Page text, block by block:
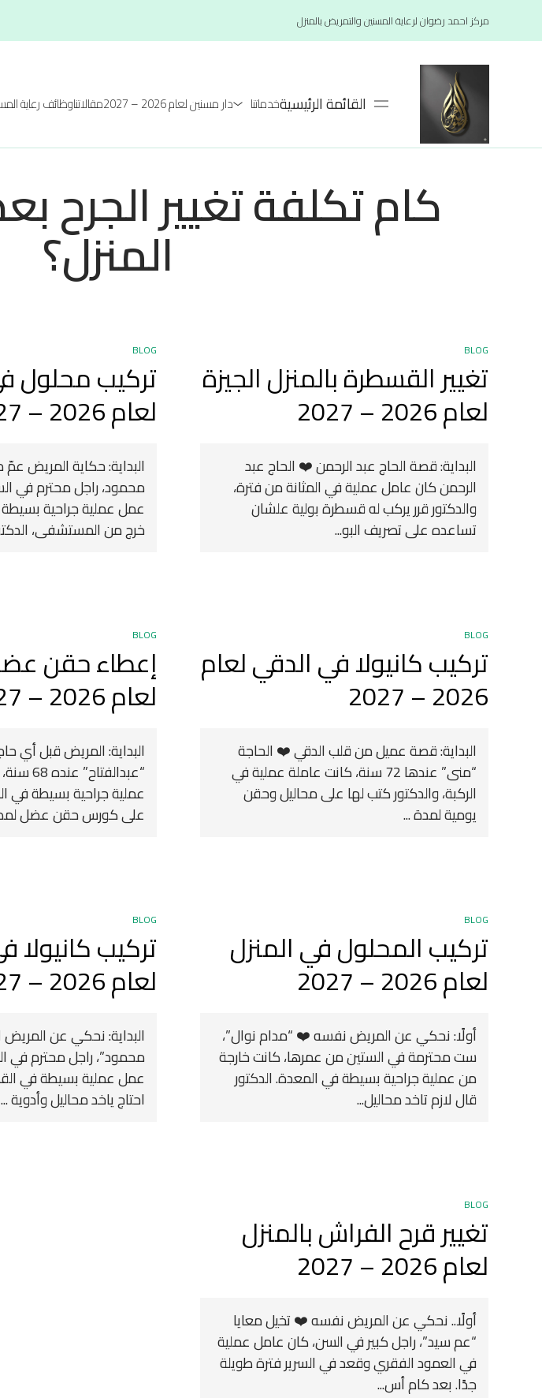
مركز احمد رضوان لرعاية المسنين والتمريض بالمنزل
القائمة الرئيسيةخدماتنا دار مسنين لعام 2026 – 2027 مقالاتناوظائف رعاية
كام تكلفة تغيير الجرح
المنزل؟
BLOG
تغيير القسطرة بالمنزل الجيزة
لعام 2026 – 2027
البداية: قصة الحاج عبد الرحمن ❤️ الحاج عبد
الرحمن كان عامل عملية في المثانة من فترة،
والدكتور قرر يركب له قسطرة بولية علشان
تساعده على تصريف البو...
BLOG
تركيب محلول
لعام 2026 – 2027
البداية: حكاية المريض
محمود، راجل محترم في
عمل عملية جراحية
خرج من المستشفى،
BLOG
تركيب كانيولا في الدقي لعام
2026 – 2027
البداية: قصة عميل من قلب الدقي ❤️ الحاجة
“منى” عندها 72 سنة، كانت عاملة عملية في
الركبة، والدكتور كتب لها على محاليل وحقن
يومية لمدة ...
BLOG
إعطاء حقن
لعام 2026 – 2027
البداية: المريض قبل أي
عملية جراحية بسيطة في
على كورس حقن عضل لمدة
BLOG
تركيب المحلول في المنزل
لعام 2026 – 2027
أولًا: نحكي عن المريض نفسه ❤️ “مدام نوال”،
ست محترمة في الستين من عمرها، كانت خارجة
من عملية جراحية بسيطة في المعدة. الدكتور
قال لازم تاخد محاليل...
BLOG
تركيب كانيولا
لعام 2026 – 2027
البداية: نحكي عن
محمود”، راجل محترم في
عمل عملية بسيطة في
احتاج ياخد محاليل وأدوية ...
BLOG
تغيير قرح الفراش بالمنزل
لعام 2026 – 2027
أولًا.. نحكي عن المريض نفسه ❤️ تخيل معايا
“عم سيد”، راجل كبير في السن، كان عامل عملية
في العمود الفقري وقعد في السرير فترة طويلة
جدًا. بعد كام أس...